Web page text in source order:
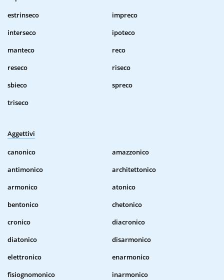
estrinseco
impreco
interseco
ipoteco
manteco
reco
reseco
riseco
sbieco
spreco
triseco
Aggettivi
canonico
amazzonico
antimonico
architettonico
armonico
atonico
bentonico
chetonico
cronico
diacronico
diatonico
disarmonico
elettronico
enarmonico
fisiognomonico
inarmonico